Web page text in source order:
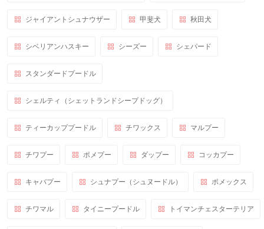
ジャイアントシュナウザー 甲斐犬 秋田犬
シベリアンハスキー シーズー シェパード
スタンダードプードル
シェルティ（シェットランドシープドッグ）
ティーカッププードル チワックス マルプー
チワプー ポメプー ダップー コッカプー
キャバプー シュナプー（シュヌードル） ポメックス
チワマル タイニープードル トイマンチェスターテリア